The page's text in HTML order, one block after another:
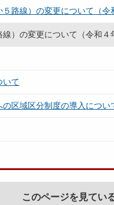
路線）の変更について（令
）の変更について（令和４
いて
区域区分制度の導入につい
このページを見てい